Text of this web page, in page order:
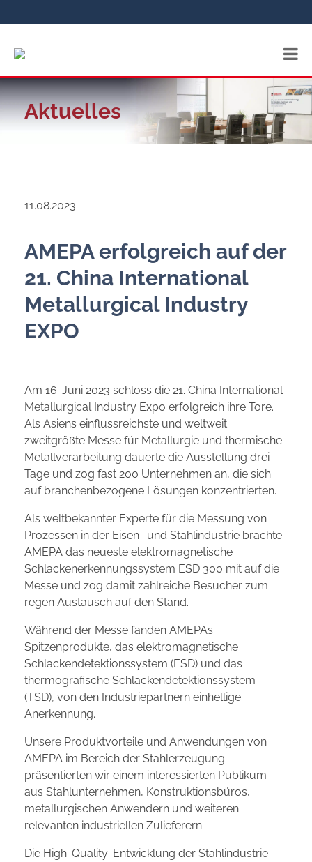
Aktuelles
11.08.2023
AMEPA erfolgreich auf der
21. China International
Metallurgical Industry
EXPO
Am 16. Juni 2023 schloss die 21. China International
Metallurgical Industry Expo erfolgreich ihre Tore.
Als Asiens einflussreichste und weltweit
zweitgrößte Messe für Metallurgie und thermische
Metallverarbeitung dauerte die Ausstellung drei
Tage und zog fast 200 Unternehmen an, die sich
auf branchenbezogene Lösungen konzentrierten.
Als weltbekannter Experte für die Messung von
Prozessen in der Eisen- und Stahlindustrie brachte
AMEPA das neueste elektromagnetische
Schlackenerkennungssystem ESD 300 mit auf die
Messe und zog damit zahlreiche Besucher zum
regen Austausch auf den Stand.
Während der Messe fanden AMEPAs
Spitzenprodukte, das elektromagnetische
Schlackendetektionssystem (ESD) und das
thermografische Schlackendetektionssystem
(TSD), von den Industriepartnern einhellige
Anerkennung.
Unsere Produktvorteile und Anwendungen von
AMEPA im Bereich der Stahlerzeugung
präsentierten wir einem interessierten Publikum
aus Stahlunternehmen, Konstruktionsbüros,
metallurgischen Anwendern und weiteren
relevanten industriellen Zulieferern.
Die High-Quality-Entwicklung der Stahlindustrie